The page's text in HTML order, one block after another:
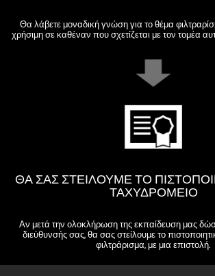
Θα λάβετε μοναδική γνώση για το θέμα
χρήσιμη σε καθέναν που σχετίζεται με τον τομέα
ΘΑ ΣΑΣ ΣΤΕΊΛΟΥΜΕ ΤΟ
ΤΑΧΥΔΡΟΜΕΊΟ
Αν μετά την ολοκλήρωση της εκπαίδευση μας
διεύθυνσής σας, θα σας στείλουμε το
φιλτράρισμα, με μια επιστολή.